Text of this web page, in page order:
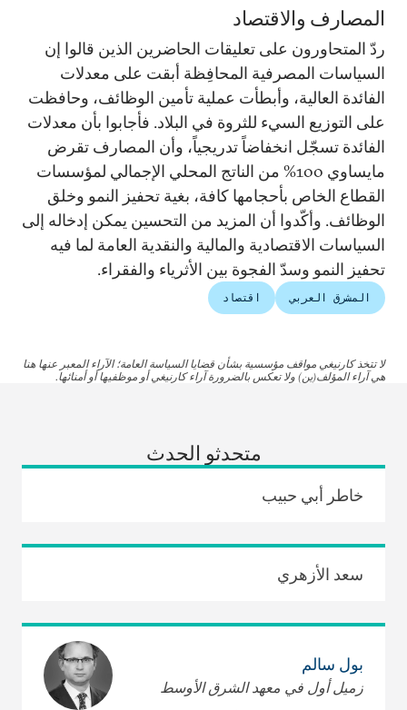
المصارف والاقتصاد
ردّ المتحاورون على تعليقات الحاضرين الذين قالوا إن
السياسات المصرفية المحافِظة أبقت على معدلات
الفائدة العالية، وأبطأت عملية تأمين الوظائف، وحافظت
على التوزيع السيء للثروة في البلاد. فأجابوا بأن معدلات
الفائدة تسجّل انخفاضاً تدريجياً، وأن المصارف تقرض
مايساوي 100% من الناتج المحلي الإجمالي لمؤسسات
القطاع الخاص بأحجامها كافة، بغية تحفيز النمو وخلق
الوظائف. وأكّدوا أن المزيد من التحسين يمكن إدخاله إلى
السياسات الاقتصادية والمالية والنقدية العامة لما فيه
تحفيز النمو وسدّ الفجوة بين الأثرياء والفقراء.
المشرق العربي اقتصاد
لا تتخذ كارنيغي مواقف مؤسسية بشأن قضايا السياسة العامة؛ الآراء المعبر عنها هنا
هي آراء المؤلف(ين) ولا تعكس بالضرورة آراء كارنيغي أو موظفيها أو أمنائها.
متحدثو الحدث
خاطر أبي حبيب
سعد الأزهري
بول سالم
زميل أول في معهد الشرق الأوسط